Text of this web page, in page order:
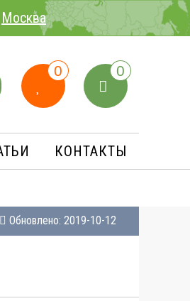
Москва
0 0
КОНТАКТЫ
Обновлено: 2019-10-12